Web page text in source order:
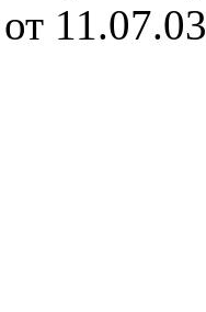
от 11.07.03